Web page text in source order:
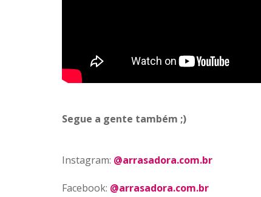
Segue a gente também ;)
Instagram: @arrasadora.com.br
Facebook: @arrasadora.com.br